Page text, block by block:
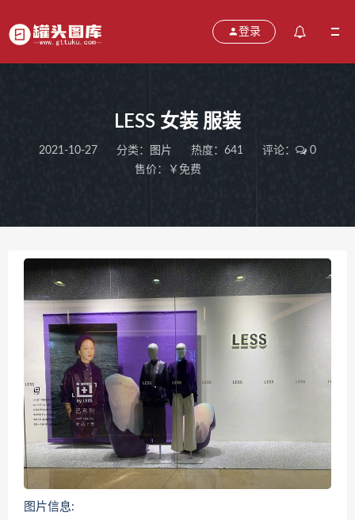
登录
LESS 女装 服装
2021-10-27 分类： 图片 热度：641 评论：
0
售价：￥免费
图片信息: